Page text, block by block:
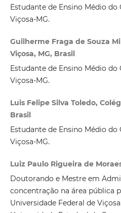
Estudante de Ensino Médio
Viçosa-MG.
Guilherme Fraga de Souza
Viçosa, MG, Brasil
Estudante de Ensino Médio
Viçosa-MG.
Luis Felipe Silva Toledo,
Brasil
Estudante de Ensino Médio
Viçosa-MG.
Luiz Paulo Rigueira de
Doutorando e Mestre em
concentração na área pública
Universidade Federal de